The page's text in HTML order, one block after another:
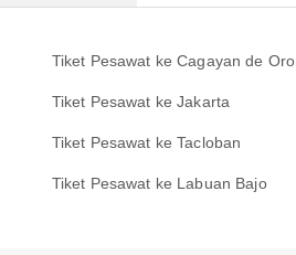
Tiket Pesawat ke Cagayan de Oro
Tiket Pesawat ke Jakarta
Tiket Pesawat ke Tacloban
Tiket Pesawat ke Labuan Bajo